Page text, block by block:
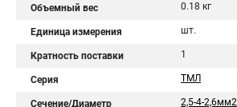
Объемный вес 0.18 кг
Единица измерения шт.
Кратность поставки 1
Серия ТМЛ
Сечение/Диаметр 2,5-4-2,6мм2